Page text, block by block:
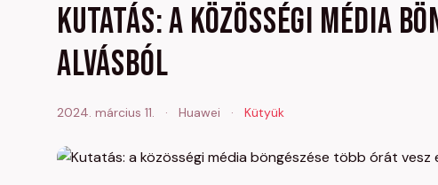
Kutatás: a közösségi média
alvásból
2024. március 11. · Huawei · Kütyük